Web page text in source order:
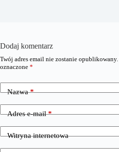
Dodaj komentarz
Twój adres email nie zostanie opublikowany.
oznaczone *
Nazwa*
Adres e-mail*
Witryna internetowa